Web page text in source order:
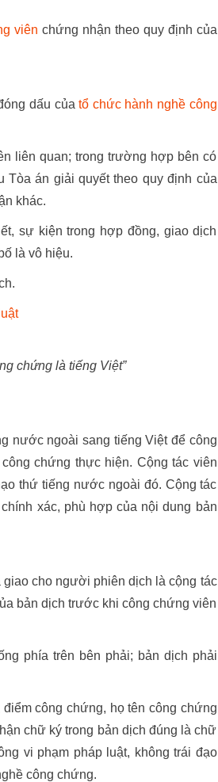
viên chứng nhận theo quy định của
dấu củatổ chức hành nghề công
liên quan; trong trường hợp bên có
Tòa án giải quyết theo quy định của
khác.
sự kiện trong hợp đồng, giao dịch
là vô hiệu.
chứng là tiếng Việt”
nước ngoài sang tiếng Việt để công
chứng thực hiện. Cộng tác viên
thứ tiếng nước ngoài đó. Cộng tác
xác, phù hợp của nội dung bản
cho người phiên dịch là cộng tác
bản dịch trước khi công chứng viên
phía trên bên phải; bản dịch phải
công chứng, họ tên công chứng
chữ ký trong bản dịch đúng là chữ
vi phạm pháp luật, không trái đạo
công chứng.